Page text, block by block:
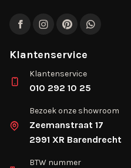
FacebookInstagram
PinterestWhatsApp
Klantenservice
Klantenservice
010 292 10 25
Bezoek onze showroom
Zeemanstraat 17
2991 XR Barendrecht
BTW nummer